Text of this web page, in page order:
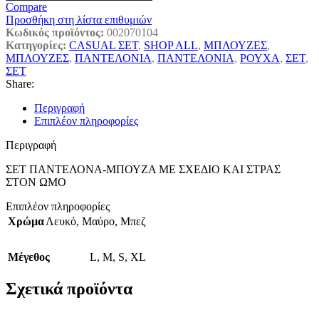
Compare
Προσθήκη στη λίστα επιθυμιών
Κωδικός προϊόντος: 002070104
Κατηγορίες: CASUAL ΣΕΤ, SHOP ALL, ΜΠΛΟΥΖΕΣ,
ΜΠΛΟΥΖΕΣ, ΠΑΝΤΕΛΟΝΙΑ, ΠΑΝΤΕΛΟΝΙΑ, ΡΟΥΧΑ, ΣΕΤ,
ΣΕΤ
Share:
Περιγραφή
Επιπλέον πληροφορίες
Περιγραφή
ΣΕΤ ΠΑΝΤΕΛΟΝΑ-ΜΠΟΥΖΑ ΜΕ ΣΧΕΔΙΟ ΚΑΙ ΣΤΡΑΣ
ΣΤΟΝ ΩΜΟ
Επιπλέον πληροφορίες
ΧρώμαΛευκό, Μαύρο, Μπεζ
Μέγεθος L, M, S, XL
Σχετικά προϊόντα